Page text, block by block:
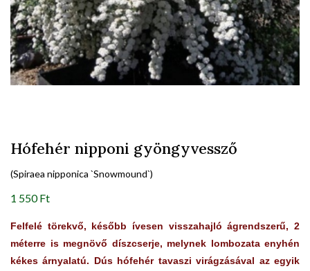
Hófehér nipponi gyöngyvessző
(Spiraea nipponica `Snowmound`)
1 550 Ft
Felfelé törekvő, később ívesen visszahajló ágrendszerű, 2
méterre is megnövő díszcserje, melynek lombozata enyhén
kékes árnyalatú. Dús hófehér tavaszi virágzásával az egyik